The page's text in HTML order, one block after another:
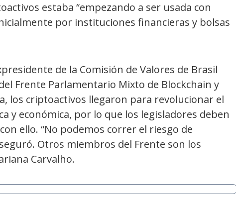
estaba “empezando a ser usada con
por instituciones financieras y bolsas
de la Comisión de Valores de Brasil
Frente Parlamentario Mixto de Blockchain y
los criptoactivos llegaron para revolucionar el
y económica, por lo que los legisladores deben
ello. “No podemos correr el riesgo de
Otros miembros del Frente son los
Carvalho.